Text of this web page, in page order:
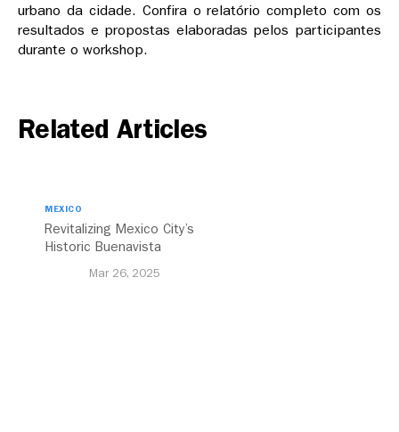
urbano da cidade. Confira o relatório completo com os
resultados e propostas elaboradas pelos participantes
durante o workshop.
Related Articles
MEXICO
Revitalizing Mexico City’s
Historic Buenavista
Mar 26, 2025